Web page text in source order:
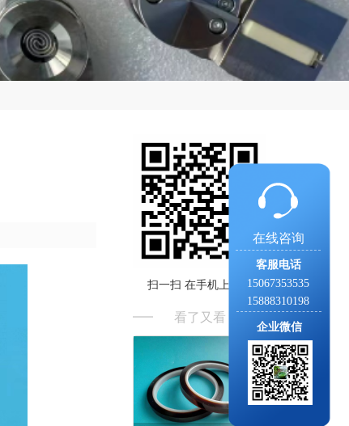
在线咨询
客服电话
15067353535
15888310198
企业微信
扫一扫 在手机上阅读
看了又看